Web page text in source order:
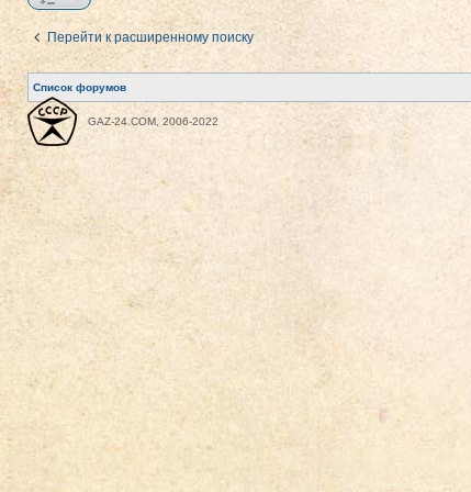
Перейти к расширенному поиску
Список форумов
GAZ-24.COM, 2006-2022